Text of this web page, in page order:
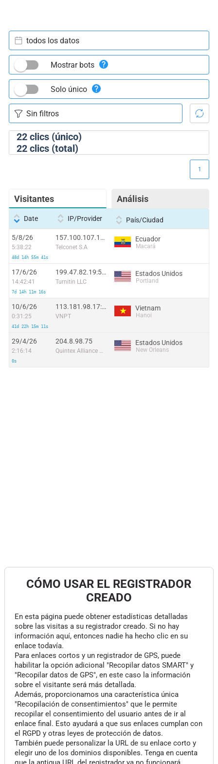
22clics (único)
22clics (total)
todos los datos
Mostrar bots
Solo único
Visitantes Análisis
1
Date IP/Provider País/Ciudad
5/8/26
5:38:22
48d 14h 55m 41s
157.100.107.161:22960
Telconet S.A
Ecuador
Macará
17/6/26
14:42:41
7d 14h 11m 16s
199.47.82.19:50826
Turnitin LLC
Estados Unidos
Portland
10/6/26
0:31:25
41d 22h 15m 11s
113.181.98.17:40157
VNPT
Vietnam
Hanoi
29/4/26
2:16:14
0s
204.8.98.75
Quintex Alliance Consulting
Estados Unidos
New Orleans
CÓMO USAR EL REGISTRADOR
CREADO
En esta página puede obtener estadísticas detalladas
sobre las visitas a su registrador creado. Si no hay
información aquí, entonces nadie ha hecho clic en su
enlace todavía.
Para enlaces cortos y un registrador de GPS, puede
habilitar la opción adicional "Recopilar datos SMART" y
"Recopilar datos de GPS", en este caso la información
sobre el visitante será más detallada.
Además, proporcionamos una característica única
"Recopilación de consentimientos" que le permite
recopilar el consentimiento del usuario antes de ir al
enlace final. Esto ayudará a que sus enlaces cumplan con
el RGPD y otras leyes de protección de datos.
También puede personalizar la URL de su enlace corto y
elegir uno de los dominios disponibles. Tenga en cuenta